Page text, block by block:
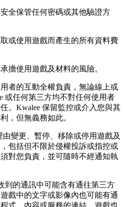
全保管任何密碼或其他驗證方
或使用遊戲而產生的所有資料費
擔使用遊戲及材料的風險。
者的互動全權負責，無論線上或
或任何第三方均不對任何使用者
。Kwalee 保留監控或介入您與其
，但無義務如此。
由變更、暫停、移除或停用遊戲及
包括但不限於侵權投訴或指控或
對您負責，並可隨時不經通知執
到的通訊中可能含有通往第三方
戲中的文字或影像內也可能有通